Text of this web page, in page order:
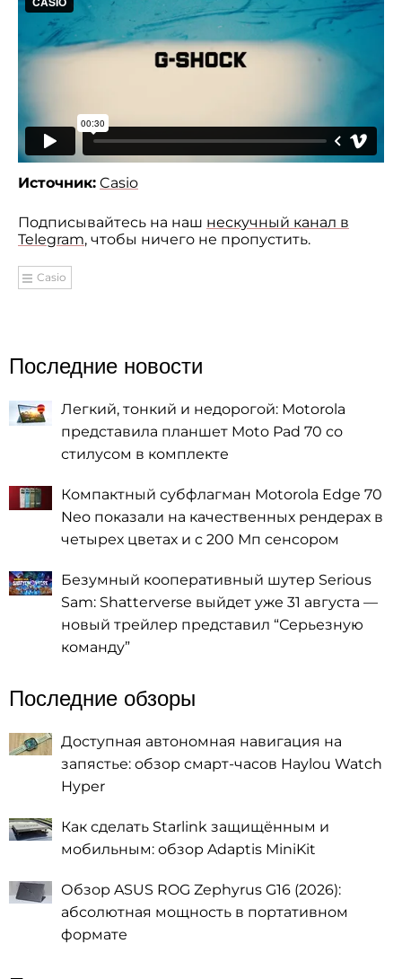
Источник: Casio
Подписывайтесь на наш нескучный канал в
Telegram, чтобы ничего не пропустить.
Casio
Последние новости
Легкий, тонкий и недорогой: Motorola
представила планшет Moto Pad 70 со
стилусом в комплекте
Компактный субфлагман Motorola Edge 70
Neo показали на качественных рендерах в
четырех цветах и с 200 Мп сенсором
Безумный кооперативный шутер Serious
Sam: Shatterverse выйдет уже 31 августа —
новый трейлер представил “Серьезную
команду”
Последние обзоры
Доступная автономная навигация на
запястье: обзор смарт-часов Haylou Watch
Hyper
Как сделать Starlink защищённым и
мобильным: обзор Adaptis MiniKit
Обзор ASUS ROG Zephyrus G16 (2026):
абсолютная мощность в портативном
формате